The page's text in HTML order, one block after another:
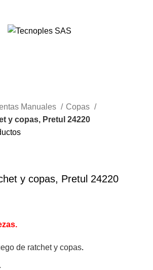
Manuales
Copas
y copas, Pretul 24220
y copas, Pretul 24220
de ratchet y copas.